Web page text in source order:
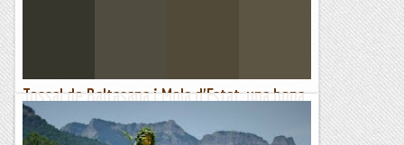
Tossal de Baltasana i Mola d'Estat, una bona
repasada a les muntanyes de Prades.
Descripció del recorregut.Havia anat a la Serra de Prades un